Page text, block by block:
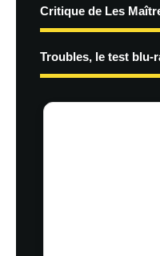
Critique de Les
Troubles, le test blu-